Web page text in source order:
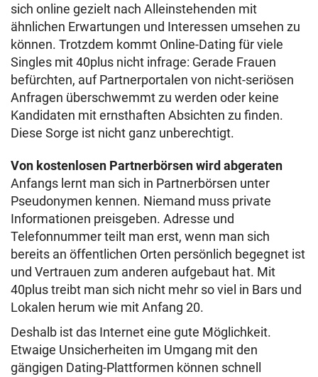
sich online gezielt nach Alleinstehenden mit
ähnlichen Erwartungen und Interessen umsehen zu
können. Trotzdem kommt Online-Dating für viele
Singles mit 40plus nicht infrage: Gerade Frauen
befürchten, auf Partnerportalen von nicht-seriösen
Anfragen überschwemmt zu werden oder keine
Kandidaten mit ernsthaften Absichten zu finden.
Diese Sorge ist nicht ganz unberechtigt.
Von kostenlosen Partnerbörsen wird abgeraten
Anfangs lernt man sich in Partnerbörsen unter
Pseudonymen kennen. Niemand muss private
Informationen preisgeben. Adresse und
Telefonnummer teilt man erst, wenn man sich
bereits an öffentlichen Orten persönlich begegnet ist
und Vertrauen zum anderen aufgebaut hat. Mit
40plus treibt man sich nicht mehr so viel in Bars und
Lokalen herum wie mit Anfang 20.
Deshalb ist das Internet eine gute Möglichkeit.
Etwaige Unsicherheiten im Umgang mit den
gängigen Dating-Plattformen können schnell